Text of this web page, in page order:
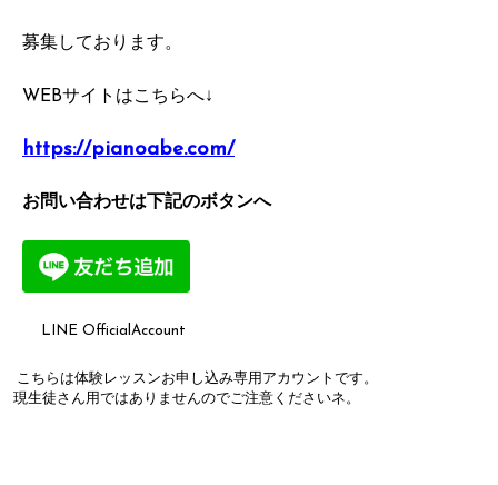
募集しております。
WEBサイトはこちらへ↓
https://pianoabe.com/
お問い合わせは下記のボタンへ
LINE OfficialAccount
こちらは体験レッスンお申し込み専用アカウントです。
現生徒さん用ではありませんのでご注意くださいネ。